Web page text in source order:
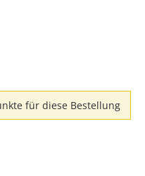
verfügbar.)
nicht verfügbar.)
ist zurzeit nicht verfügbar.)
ist zurzeit nicht
für diese Bestellung